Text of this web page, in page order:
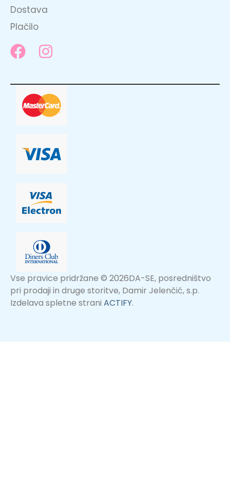
Dostava
Plačilo
Vse pravice pridržane © 2026DA-SE, posredništvo
pri prodaji in druge storitve, Damir Jelenčić, s.p.
Izdelava spletne strani ACTIFY.